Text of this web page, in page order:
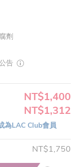
劑
告
NT$1,400
NT$1,312
為LAC Club會員
NT$1,750